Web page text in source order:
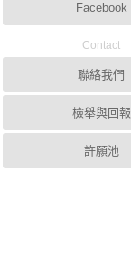
Facebook
Contact
聯絡我們
檢舉與回報
許願池